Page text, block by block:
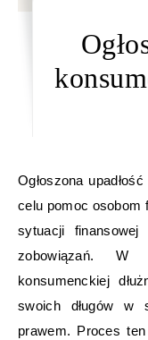
Ogłoszona
celu pomoc osobom
sytuacji
zobowiązań. W
konsumenckiej
swoich długów w
prawem. Proces